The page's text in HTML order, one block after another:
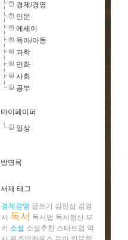
경제/경영
인문
에세이
육아/아동
과학
만화
사회
공부
마이페이퍼
일상
방명록
서재 태그
경제경영 글쓰기 김민섭 김영
사 독서 독서법 독서정산 부
키
소설 소설추천 스타트업 역